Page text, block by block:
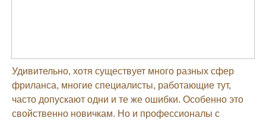
Удивительно, хотя существует много разных сфер
фриланса, многие специалисты, работающие тут,
часто допускают одни и те же ошибки. Особенно это
свойственно новичкам. Но и профессионалы с